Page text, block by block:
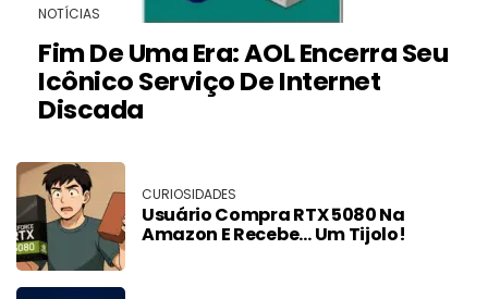
NOTÍCIAS
Fim De Uma Era: AOL Encerra Seu
Icônico Serviço De Internet
Discada
CURIOSIDADES
Usuário Compra RTX 5080 Na
Amazon E Recebe… Um Tijolo!